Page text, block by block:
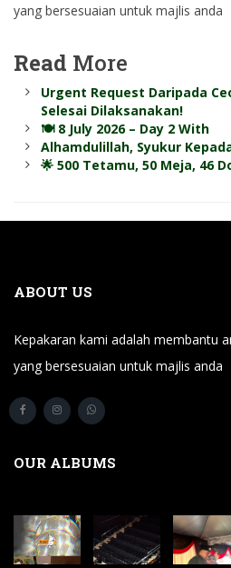
yang bersesuaian untuk majlis anda
Read More
Urgent Request Daripada
Selesai Dilaksanakan!
🍽️ 8 July 2026 – Day 2 With
Alhamdulillah, Syukur
🌟 500 Tetamu, 50 Meja, 46
ABOUT US
Kepakaran kami adalah membantu
yang bersesuaian untuk majlis anda
OUR ALBUMS